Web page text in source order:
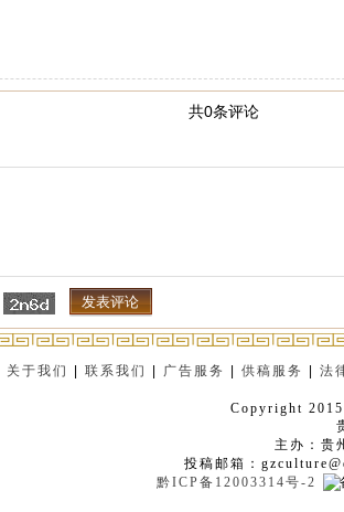
共0条评论
关于我们 |联系我们 广告服务 |供稿服务 |法
Copyright
主办：贵
投稿邮箱：
黔ICP备12003314号-2